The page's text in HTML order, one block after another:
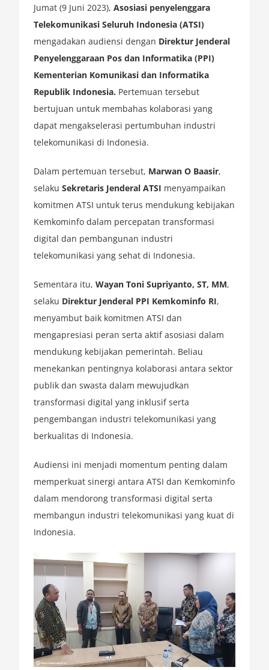
Jumat (9 Juni 2023), Asosiasi penyelenggara
Telekomunikasi Seluruh Indonesia (ATSI)
mengadakan audiensi dengan Direktur Jenderal
Penyelenggaraan Pos dan Informatika (PPI)
Kementerian Komunikasi dan Informatika
Republik Indonesia. Pertemuan tersebut
bertujuan untuk membahas kolaborasi yang
dapat mengakselerasi pertumbuhan industri
telekomunikasi di Indonesia.
Dalam pertemuan tersebut, Marwan O Baasir,
selaku Sekretaris Jenderal ATSI menyampaikan
komitmen ATSI untuk terus mendukung kebijakan
Kemkominfo dalam percepatan transformasi
digital dan pembangunan industri
telekomunikasi yang sehat di Indonesia.
Sementara itu, Wayan Toni Supriyanto, ST, MM,
selaku Direktur Jenderal PPI Kemkominfo RI,
menyambut baik komitmen ATSI dan
mengapresiasi peran serta aktif asosiasi dalam
mendukung kebijakan pemerintah. Beliau
menekankan pentingnya kolaborasi antara sektor
publik dan swasta dalam mewujudkan
transformasi digital yang inklusif serta
pengembangan industri telekomunikasi yang
berkualitas di Indonesia.
Audiensi ini menjadi momentum penting dalam
memperkuat sinergi antara ATSI dan Kemkominfo
dalam mendorong transformasi digital serta
membangun industri telekomunikasi yang kuat di
Indonesia.